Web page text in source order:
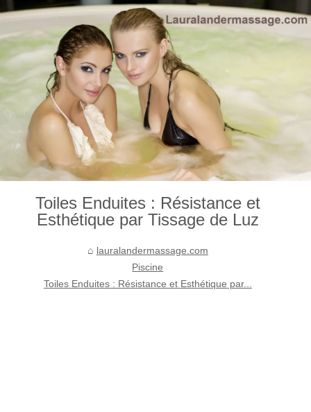
Toiles Enduites : Résistance et
Esthétique par Tissage de Luz
lauralandermassage.com
Piscine
Toiles Enduites : Résistance et Esthétique par...